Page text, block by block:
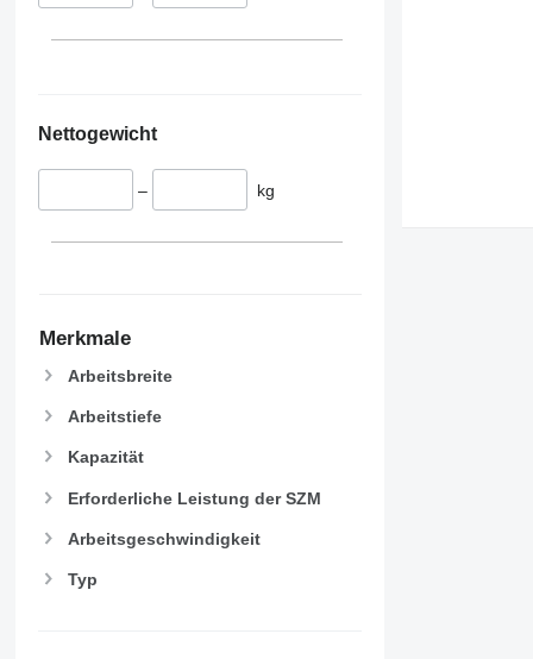
Nettogewicht
– kg
Merkmale
Arbeitsbreite
Arbeitstiefe
Kapazität
Erforderliche Leistung der SZM
Arbeitsgeschwindigkeit
Typ